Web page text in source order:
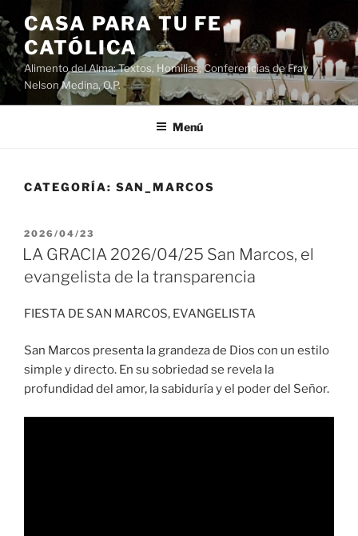
Saltar
al
contenido
CASA PARA TU FE
CATÓLICA
Alimento del Alma: Textos, Homilias, Conferencias de Fray
Nelson Medina, O.P.
Menú
CATEGORÍA: SAN_MARCOS
PUBLICADO
EL
2026/04/23
LA GRACIA 2026/04/25 San Marcos, el
evangelista de la transparencia
FIESTA DE SAN MARCOS, EVANGELISTA
San Marcos presenta la grandeza de Dios con un estilo
simple y directo. En su sobriedad se revela la
profundidad del amor, la sabiduría y el poder del Señor.